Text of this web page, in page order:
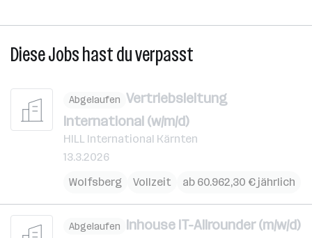
Diese Jobs hast du verpasst
Abgelaufen Vertriebsleitung
International (w/m/d)
HILL International Kärnten
13.3.2026
Wolfsberg
Vollzeit ab 60.962,30 € jährlich
Abgelaufen Inhouse IT-Allrounder (m/w/d)